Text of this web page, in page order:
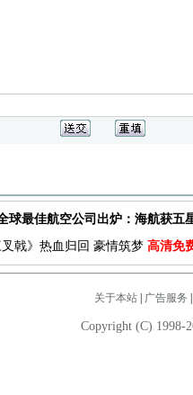
球最佳航空公司出炉：海航获五
戟》热血归回 豪情筑梦 高清免
关于本站| 广告服务
Copyright (C) 1998-